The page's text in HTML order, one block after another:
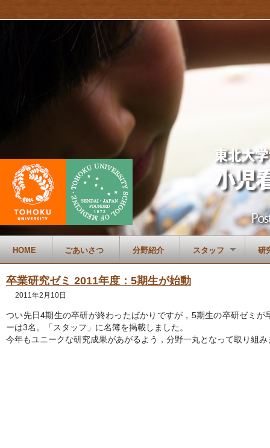
HOME ごあいさつ 分野紹介 スタッフ 研
卒業研究ゼミ 2011年度：5期生が始動
2011年2月10日
つい先日4期生の卒研が終わったばかりですが，5期生の卒研ゼミが
ーは3名。「スタッフ」に名簿を掲載しました。
今年もユニークな研究成果があがるよう，分野一丸となって取り組み